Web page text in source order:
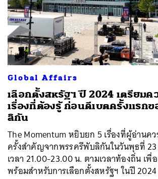
Global Affairs
เลือกตั้งสหรัฐฯ ปี 2024 เตรียม
เรื่องที่ต้องรู้ ก่อนดีเบตครั้งแรก
ลิกัน
The Momentum หยิบยก 5 เรื่องที่ผู้อ่านค
ครั้งสำคัญจากพรรครีพับลิกันในวันพุธที่
เวลา 21.00-23.00 น. ตามเวลาท้องถิ่น เพื่
พร้อมสำหรับการเลือกตั้งสหรัฐฯ ในปี 2024